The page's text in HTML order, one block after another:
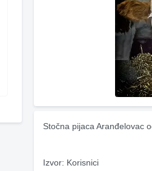
Stočna pijaca Aranđelovac
Izvor: Korisnici